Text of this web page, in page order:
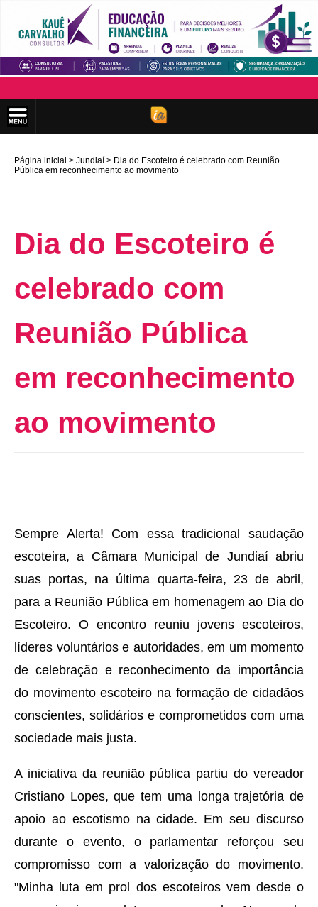
Página inicial Jundiaí
Dia do Escoteiro é celebrado com Reunião
Pública em reconhecimento ao movimento
Dia do Escoteiro é
celebrado com
Reunião Pública
em reconhecimento
ao movimento
Sempre Alerta! Com essa tradicional saudação
escoteira, a Câmara Municipal de Jundiaí abriu
suas portas, na última quarta-feira, 23 de abril,
para a Reunião Pública em homenagem ao Dia do
Escoteiro. O encontro reuniu jovens escoteiros,
líderes voluntários e autoridades, em um momento
de celebração e reconhecimento da importância
do movimento escoteiro na formação de cidadãos
conscientes, solidários e comprometidos com uma
sociedade mais justa.
A iniciativa da reunião pública partiu do vereador
Cristiano Lopes, que tem uma longa trajetória de
apoio ao escotismo na cidade. Em seu discurso
durante o evento, o parlamentar reforçou seu
compromisso com a valorização do movimento.
"Minha luta em prol dos escoteiros vem desde o